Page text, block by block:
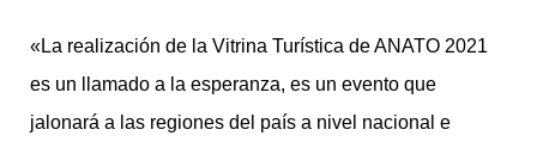
«La realización de la Vitrina Turística de ANATO 2021
es un llamado a la esperanza, es un evento que
jalonará a las regiones del país a nivel nacional e